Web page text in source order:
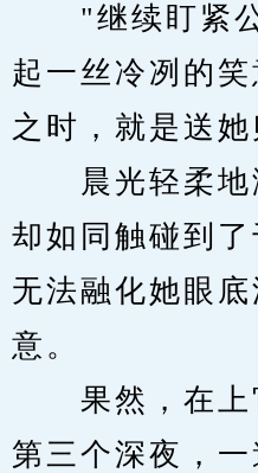
"继续盯紧公
起一丝冷冽的
之时，就是送
晨光轻柔地
却如同触碰到
无法融化她眼
意。
果然，在上
第三个深夜，